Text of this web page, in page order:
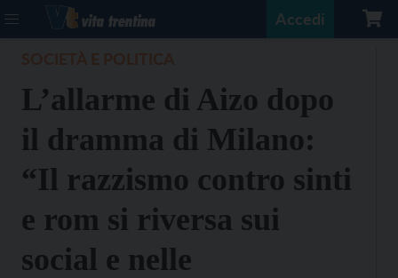
Accedi
L’allarme di Aizo dopo
il dramma di Milano:
“Il razzismo contro sinti
e rom si riversa sui
social e nelle